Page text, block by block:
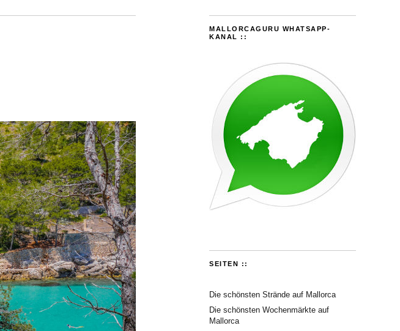
MALLORCAGURU WHATSAPP-
KANAL ::
SEITEN ::
Die schönsten Strände auf Mallorca
Die schönsten Wochenmärkte auf
Mallorca